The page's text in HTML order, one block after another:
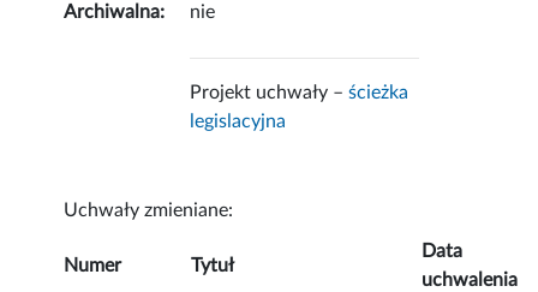
Archiwalna: nie
Projekt uchwały –ścieżka
legislacyjna
Uchwały zmieniane:
Numer Tytuł
Data
uchwalenia